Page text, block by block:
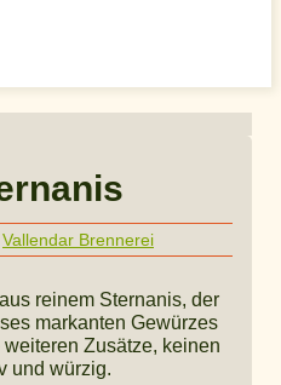
Vallendar Brennerei
reinem Sternanis, der
markanten Gewürzes
Zusätze, keinen
und würzig.